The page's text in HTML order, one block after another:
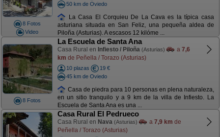
8 Fotos
Video
50 km de Oviedo
La Casa El Corquieu De La Cava es la típica casa
asturiana situada en San Feliz, una pequeña aldea de
Piloña (Asturias). A escasos 12 kilóme ...
8 Fotos
La Escuela de Santa Ana
Casa Rural en Infiesto / Piloña (Asturias) a 7,6
km de Peñella / Torazo (Asturias)
10 plazas
19 €
45 km de Oviedo
Casa de piedra para 10 personas en plena naturaleza,
en un sitio tranquilo y a 9 km de la villa de Infiesto. La
Escuela de Santa Ana es una ...
Casa Rural El Pedrueco
Casa Rural en Nava (Asturias) a 7,9 km de
Peñella / Torazo (Asturias)